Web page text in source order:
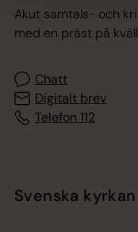
Akut samtals- och
med en präst på
Chatt
Digitalt brev
Telefon 112
Svenska kyrkan